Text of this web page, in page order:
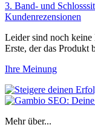
3. Band- und
Kundenrezensionen
Leider sind noch keine
Erste, der das Produkt
Ihre Meinung
Mehr über...